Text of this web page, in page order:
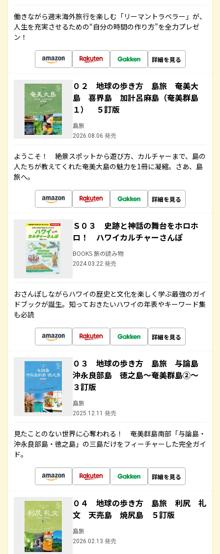
働きながら週末海外旅行を楽しむ「リーマントラベラー」が、
人生を充実させるための“自分の時間の作り方”を全力プレゼ
ン！
詳細を見る
０２ 地球の歩き方 島旅 奄美大
島 喜界島 加計呂麻島（奄美群島
１） ５訂版
島旅
2026.08.06 発売
ようこそ！ 絶景スポットから遊び方、カルチャーまで、島の
人たちが教えてくれた奄美大島の魅力を1冊に凝縮。さあ、島
旅へ。
詳細を見る
Ｓ０３ 史跡と神話の舞台をホロホ
ロ！ ハワイカルチャーさんぽ
BOOKS 旅の読み物
2024.03.22 発売
おさんぽしながらハワイの歴史と文化を楽しく学ぶ最強のガイ
ドブックが誕生。知っておきたいハワイの年表やキーワード集
も必読
詳細を見る
０３ 地球の歩き方 島旅 与論島
沖永良部島 徳之島～奄美群島②～
３訂版
島旅
2025.12.11 発売
見たことのない世界に心奪われる！ 奄美群島南部「与論島・
沖永良部島・徳之島」の三島だけをフィーチャーした完全ガイ
ド。
詳細を見る
０４ 地球の歩き方 島旅 利尻 礼
文 天売島 焼尻島 ５訂版
島旅
2026.02.13 発売